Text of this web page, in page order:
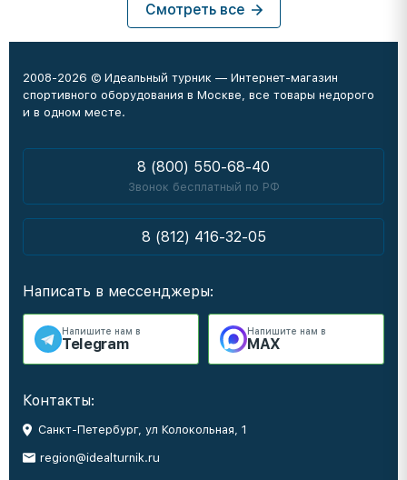
Смотреть все
2008-2026 © Идеальный турник — Интернет-магазин
спортивного оборудования в Москве, все товары недорого
и в одном месте.
8 (800) 550-68-40
Звонок бесплатный по РФ
8 (812) 416-32-05
Написать в мессенджеры:
Напишите нам в
Telegram
Напишите нам в
MAX
Контакты:
Санкт-Петербург, ул Колокольная, 1
region@idealturnik.ru